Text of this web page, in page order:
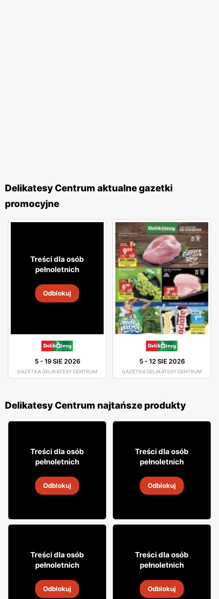
Delikatesy Centrum aktualne gazetki
promocyjne
Treści dla osób
pełnoletnich
Odblokuj
5-19 SIE 2026
GAZETKA DELIKATESY CENTRUM
5-12 SIE 2026
GAZETKA DELIKATESY CENTRUM
Delikatesy Centrum najtańsze produkty
1999
19 sie 2026
Treści dla osób
pełnoletnich
Odblokuj
29 95
19 sie 2026
Treści dla osób
pełnoletnich
Odblokuj
31 99
19 sie 2026
Treści dla osób
pełnoletnich
Odblokuj
26 99
19 sie 2026
Treści dla osób
pełnoletnich
Odblokuj